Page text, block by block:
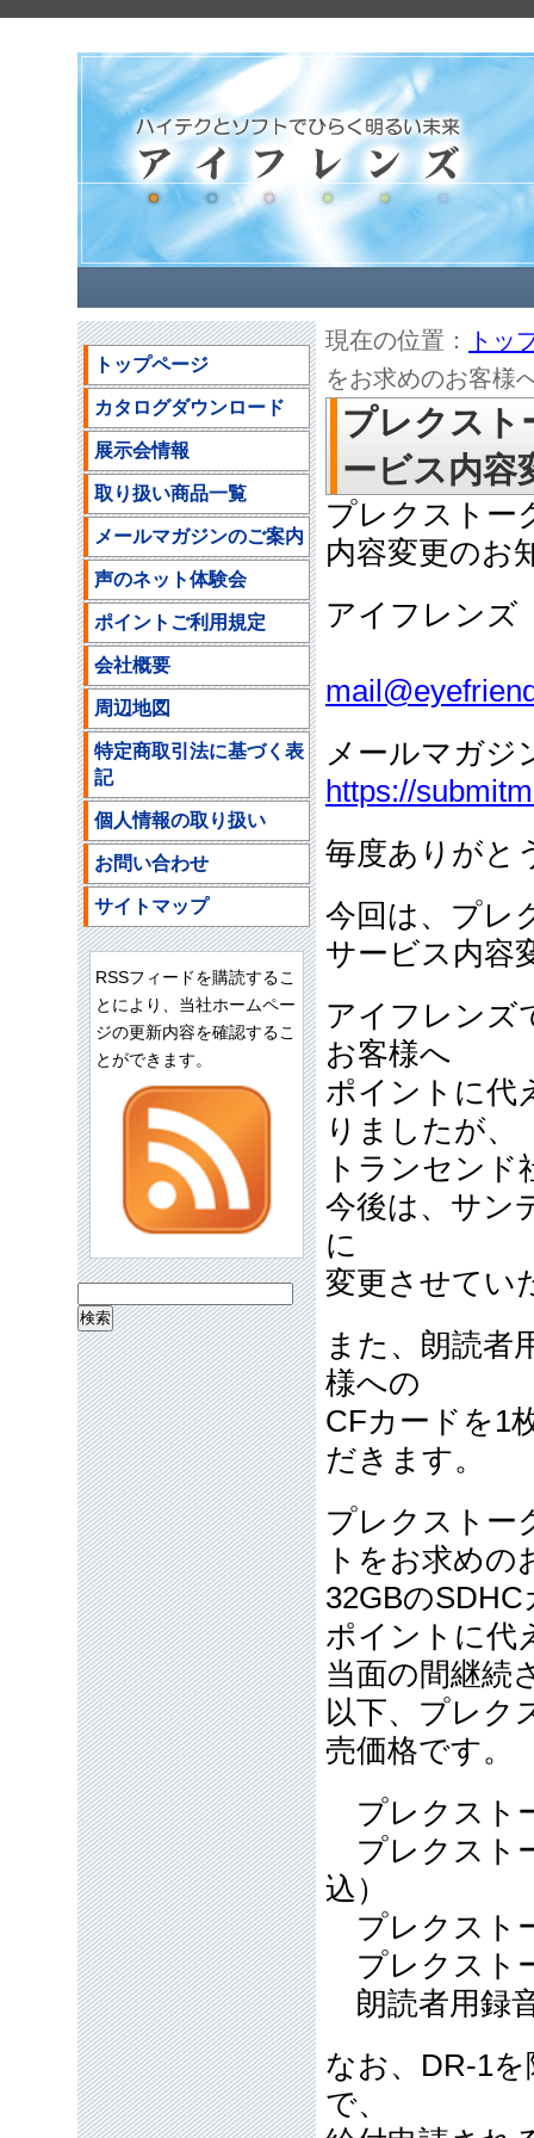
現在の位置：
トッ
をお求めのお客様
プレクスト
ービス内容
プレクストー
内容変更のお
アイフレン
メールマガジ
https://
毎度ありがと
今回は、プレ
サービス内容
アイフレンズ
お客様へ
ポイントに代
りましたが、
トランセンド
今後は、サン
に
変更させてい
また、朗読者
様への
CFカードを1
だきます。
プレクストー
トをお求めの
32GBの
ポイントに代
当面の間継続
以下、プレク
売価格です。
プレクスト
プレクスト
込）
プレクスト
プレクスト
朗読者用録
なお、DR-1
で、
トップページ
カタログダウンロード
展示会情報
取り扱い商品一覧
メールマガジンのご案内
声のネット体験会
ポイントご利用規定
会社概要
周辺地図
特定商取引法に基づく表
記
個人情報の取り扱い
お問い合わせ
サイトマップ
RSSフィードを購読するこ
とにより、当社ホームペー
ジの更新内容を確認するこ
とができます。
索: